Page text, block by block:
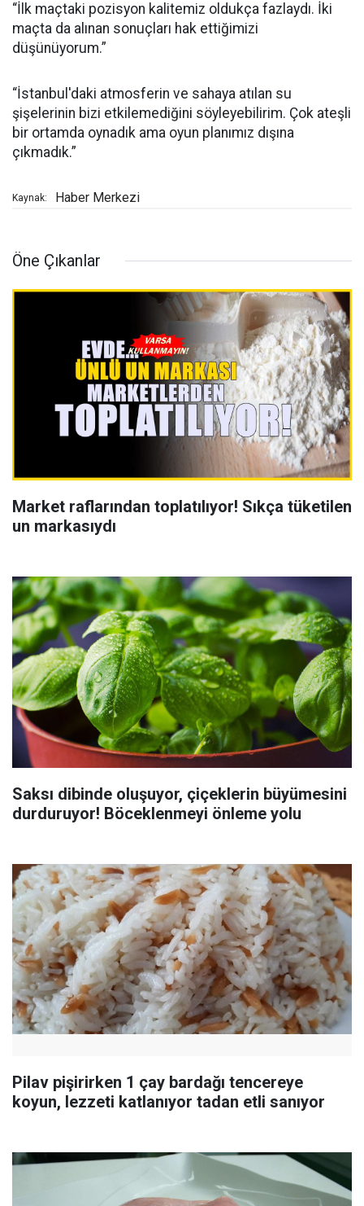
“İlk maçtaki pozisyon kalitemiz oldukça fazlaydı. İki
maçta da alınan sonuçları hak ettiğimizi
düşünüyorum.”
“İstanbul'daki atmosferin ve sahaya atılan su
şişelerinin bizi etkilemediğini söyleyebilirim. Çok ateşli
bir ortamda oynadık ama oyun planımız dışına
çıkmadık.”
Kaynak: Haber Merkezi
Öne Çıkanlar
Market raflarından toplatılıyor! Sıkça tüketilen
un markasıydı
Saksı dibinde oluşuyor, çiçeklerin büyümesini
durduruyor! Böceklenmeyi önleme yolu
Pilav pişirirken 1 çay bardağı tencereye
koyun, lezzeti katlanıyor tadan etli sanıyor